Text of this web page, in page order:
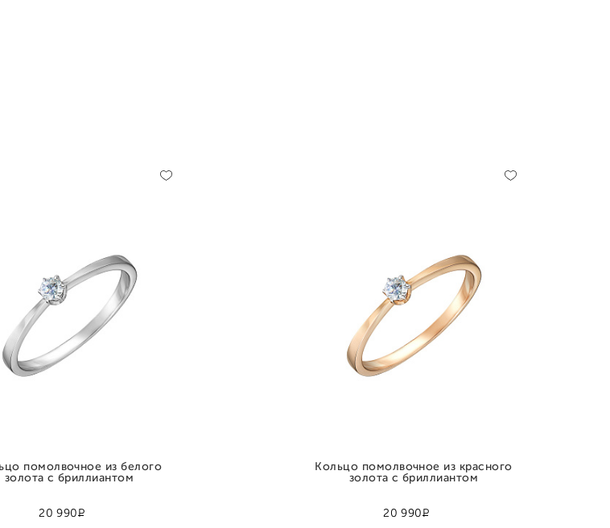
20 990Р
помолвочное из белого
золота с бриллиантом
20 990Р
Кольцо помолвочное из красного
золота с бриллиантом